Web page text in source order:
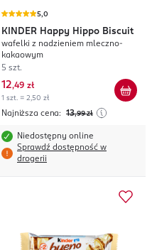
5,0
KINDER Happy Hippo Biscuit
wafelki z nadzieniem mleczno-
kakaowym
5 szt.
12,49 zł
1 szt. = 2,50 zł
Najniższa cena: 13,99 zł
Niedostępny online
Sprawdź dostępność w
drogerii